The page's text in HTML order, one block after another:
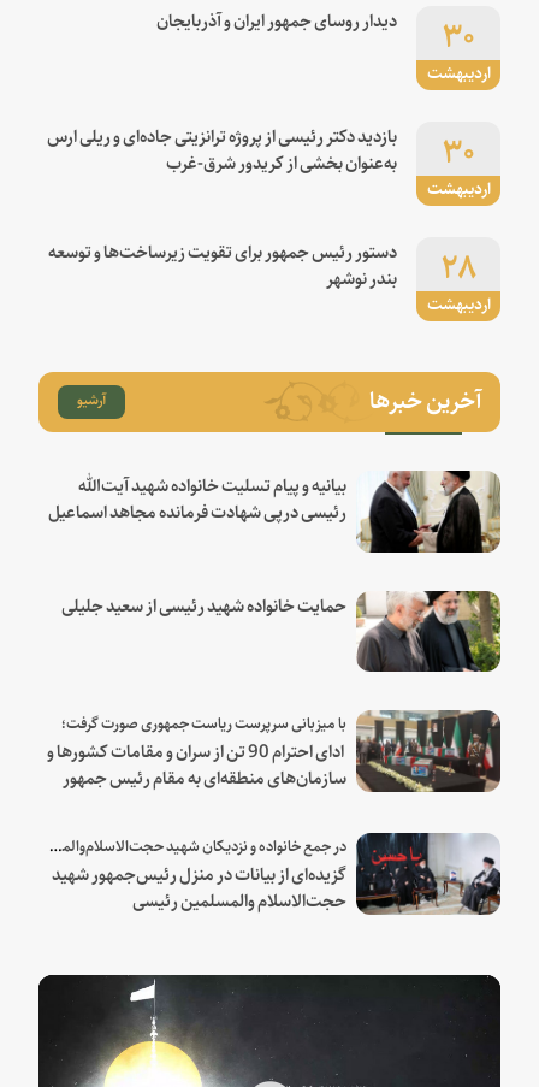
اردیبهشت
۳۰ دیدار روسای جمهور ایران و آذربایجان
اردیبهشت
۳۰
بازدید دکتر رئیسی از پروژه ترانزیتی جاده‌ای و ریلی ارس
به‌عنوان بخشی از کریدور شرق-غرب
اردیبهشت
۲۸
دستور رئیس جمهور برای تقویت زیرساخت‌ها و توسعه
بندر نوشهر
آخرین خبرها آرشیو
بیانیه و پیام تسلیت خانواده شهید آیت‌الله
رئیسی درپی شهادت فرمانده مجاهد اسماعیل
حمایت خانواده شهید رئیسی از سعید جلیلی
با میزبانی سرپرست ریاست جمهوری صورت گرفت؛
ادای احترام 90 تن از سران و مقامات کشورها و
سازمان‌های منطقه‌ای به مقام رئیس جمهور
در جمع خانواده و نزدیکان شهید حجت‌الاسلام‌والمسلمین رئیسی:
گزیده‌ای از بیانات در منزل رئیس‌جمهور شهید
حجت‌الاسلام والمسلمین رئیسی